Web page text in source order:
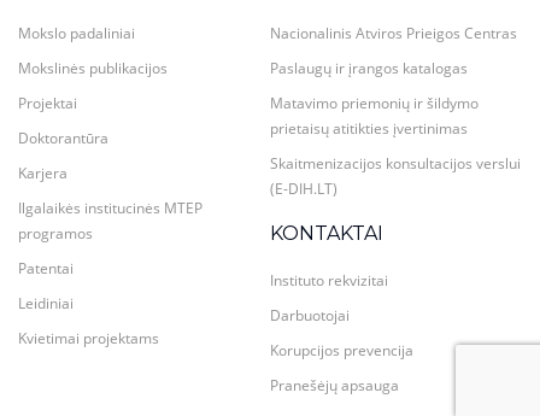
Mokslo padaliniai
Mokslinės publikacijos
Projektai
Doktorantūra
Karjera
Ilgalaikės institucinės MTEP
programos
Patentai
Leidiniai
Kvietimai projektams
Nacionalinis Atviros Prieigos Centras
Paslaugų ir įrangos katalogas
Matavimo priemonių ir šildymo
prietaisų atitikties įvertinimas
Skaitmenizacijos konsultacijos verslui
(E-DIH.LT)
KONTAKTAI
Instituto rekvizitai
Darbuotojai
Korupcijos prevencija
Pranešėjų apsauga